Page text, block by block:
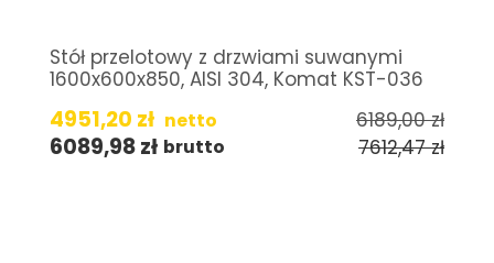
Stół przelotowy z drzwiami suwanymi
1600x600x850, AISI 304, Komat KST-036
4951,20 zł netto 6189,00zł
6089,98zł brutto 7612,47zł